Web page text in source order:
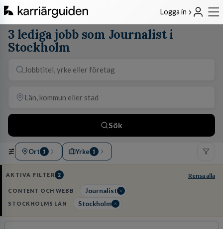
Logga in
3 lediga jobb som Journalist i
Stockholm
Sök
Ort 1 Yrke 1
AKTIVA FILTER 2 Rensa alla
CONTENT OCH WEBB Journalist
STOCKHOLMS LÄN Stockholm